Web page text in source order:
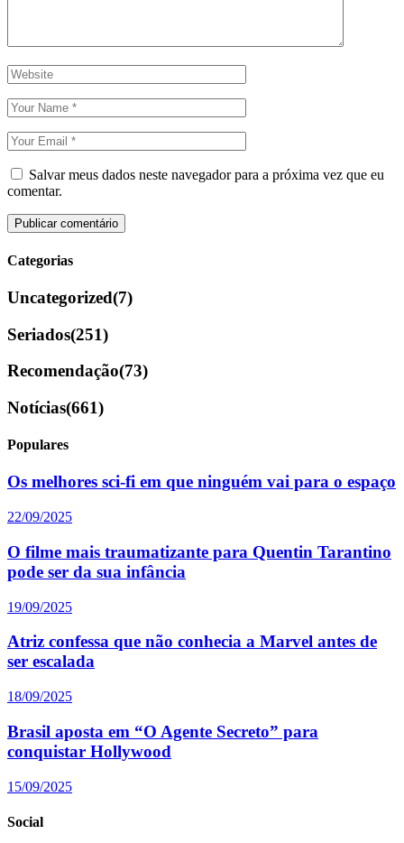
Salvar meus dados neste navegador para a próxima vez que eu
comentar.
Categorias
Uncategorized(7)
Seriados(251)
Recomendação(73)
Notícias(661)
Populares
Os melhores sci-fi em que ninguém vai para o espaço
22/09/2025
O filme mais traumatizante para Quentin Tarantino
pode ser da sua infância
19/09/2025
Atriz confessa que não conhecia a Marvel antes de
ser escalada
18/09/2025
Brasil aposta em “O Agente Secreto” para
conquistar Hollywood
15/09/2025
Social